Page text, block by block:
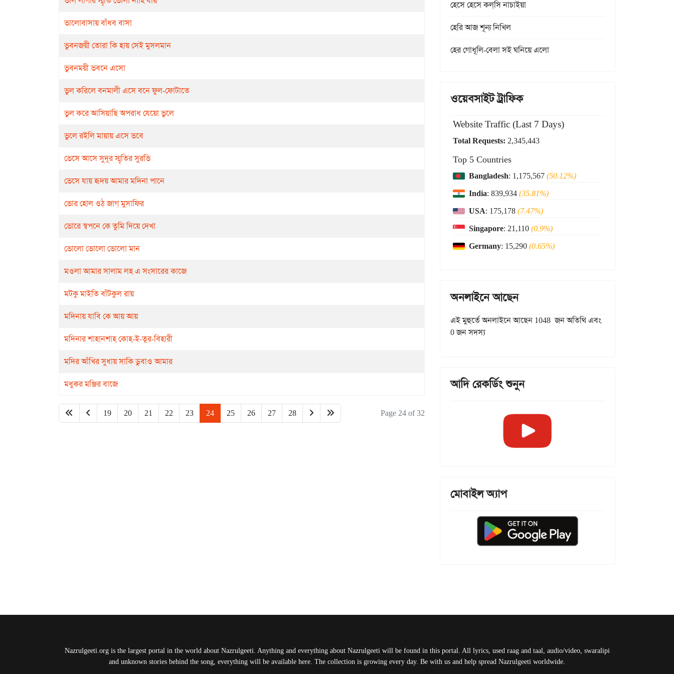
ভালোবাসায় বাঁধব বাসা
ভুবনজয়ী তোরা কি হায় সেই মুসলমান
ভুবনময়ী ভবনে এসো
ভুল করিলে বনমালী এসে বনে ফুল-ফোটাতে
ভুল করে আসিয়াছি অপরাধ যেয়ো ভুলে
ভুলে রইলি মায়ায় এসে ভবে
ভেসে আসে সুদূর স্মৃতির সুরভি
ভেসে যায় হৃদয় আমার মদিনা পানে
ভোর হোল ওঠ্ জাগ্ মুসাফির
ভোরে স্বপনে কে তুমি দিয়ে দেখা
ভোলো ভোলো ভোলো মান
মওলা আমার সালাম লহ এ সংসারের কাজে
মট্‌কু মাইতি বাঁটকুল রায়
মদিনায় যাবি কে আয় আয়
মদিনার শাহানশাহ্ কোহ্-ই-তূর-বিহারী
মদির আঁখির সুধায় সাকি ডুবাও আমার
মধুকর মঞ্জির বাজে
19 20 21 22 23 24 25 26 27 28 Page 24 of 32
হেসে হেসে কল্‌সি নাচাইয়া
হেরি আজ শূন্য নিখিল
হের গোধূলি-বেলা সই ঘনিয়ে এলো
ওয়েবসাইট ট্রাফিক
Website Traffic (Last 7 Days)
Total Requests: 2,345,443
Top 5 Countries
Bangladesh: 1,175,567(50.12%)
India: 839,934(35.81%)
USA: 175,178(7.47%)
Singapore: 21,110(0.9%)
Germany: 15,290(0.65%)
অনলাইনে আছেন
এই মুহুর্তে অনলাইনে আছেন 1048 জন অতিথি এবং
0 জন সদস্য
আদি রেকর্ডিং শুনুন
মোবাইল অ্যাপ
Nazrulgeeti.org is the largest portal in the world about Nazrulgeeti. Anything and everything about Nazrulgeeti will be found in this portal. All lyrics, used raag and taal, audio/video, swaralipi
and unknown stories behind the song, everything will be available here. The collection is growing every day. Be with us and help spread Nazrulgeeti worldwide.